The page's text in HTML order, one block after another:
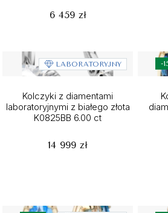
6 459 zł
LABORATORYJNY
Kolczyki z diamentami
laboratoryjnymi z białego złota
K0825BB 6.00 ct
14 999 zł
-